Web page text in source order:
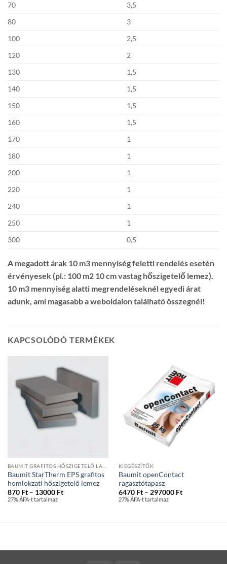
70
3,5
80
3
100
2,5
120
2
130
1,5
140
1,5
150
1,5
160
1,5
170
1
180
1
200
1
220
1
240
1
250
1
300
0,5
A megadott árak 10 m3 mennyiség feletti rendelés esetén
érvényesek (pl.: 100 m2 10 cm vastag hőszigetelő lemez).
10 m3 mennyiség alatti megrendeléseknél egyedi árat
adunk, ami magasabb a weboldalon található összegnél!
KAPCSOLÓDÓ TERMÉKEK
Baumit StarTherm EPS grafitos
homlokzati hőszigetelő lemez
870 Ft – 13000 FtÁrtartomány:
27% ÁFA-t tartalmaz
KIEGÉSZÍTŐK
Baumit openContact
ragasztótapasz
6470 Ft – 297000 FtÁrtartomány:
27% ÁFA-t tartalmaz